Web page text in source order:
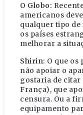
O Globo:
americanos
qualquer tipo
os países
melhorar a
Shirin: O que os
não apoiar o
gostaria de citar
França), que
censura. Ou a
equipamento